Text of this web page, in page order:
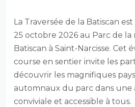
La Traversée de la Batiscan
25 octobre 2026 au Parc de la
Batiscan à Saint-Narcisse. Cet
course en sentier invite les
découvrir les magnifiques
automnaux du parc dans une
conviviale et accessible à tous.